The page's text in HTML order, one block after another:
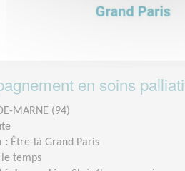
en soins
MARNE (94)
: Être-là Grand Paris
le temps